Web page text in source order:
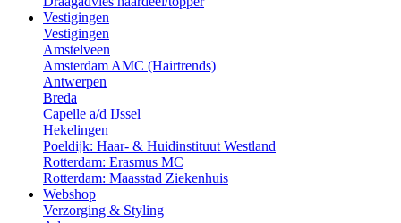
Vestigingen
Vestigingen
Amstelveen
Amsterdam AMC (Hairtrends)
Antwerpen
Breda
Capelle a/d IJssel
Hekelingen
Poeldijk: Haar- & Huidinstituut Westland
Rotterdam: Erasmus MC
Rotterdam: Maasstad Ziekenhuis
Webshop
Verzorging & Styling